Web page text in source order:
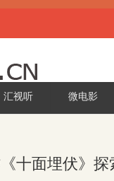
汇视听 微电影
十面埋伏》